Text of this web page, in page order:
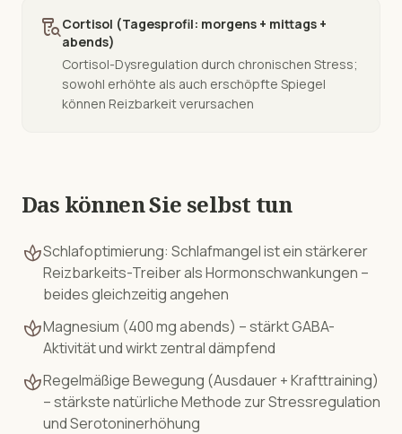
lab_researchCortisol (Tagesprofil: morgens + mittags +
abends)
Cortisol-Dysregulation durch chronischen Stress;
sowohl erhöhte als auch erschöpfte Spiegel
können Reizbarkeit verursachen
Das können Sie selbst tun
spaSchlafoptimierung: Schlafmangel ist ein stärkerer
Reizbarkeits-Treiber als Hormonschwankungen –
beides gleichzeitig angehen
spaMagnesium (400 mg abends) – stärkt GABA-
Aktivität und wirkt zentral dämpfend
spaRegelmäßige Bewegung (Ausdauer + Krafttraining)
– stärkste natürliche Methode zur Stressregulation
und Serotoninerhöhung